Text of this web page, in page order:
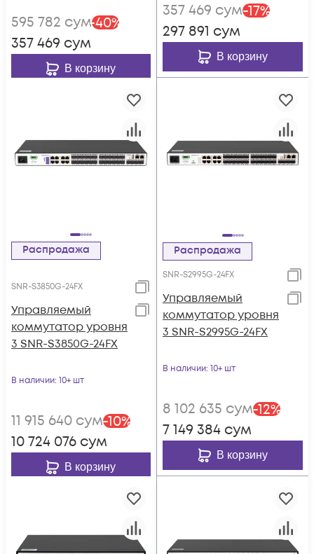
595 782 сум-40%
357 469 сум
В корзину
357 469 сум-17%
297 891 сум
В корзину
Распродажа
SNR-S3850G-24FX
Управляемый
коммутатор уровня
3 SNR-S3850G-24FX
В наличии: 10+ шт
11 915 640 сум-10%
10 724 076 сум
В корзину
Распродажа
SNR-S2995G-24FX
Управляемый
коммутатор уровня
3 SNR-S2995G-24FX
В наличии: 10+ шт
8 102 635 сум-12%
7 149 384 сум
В корзину